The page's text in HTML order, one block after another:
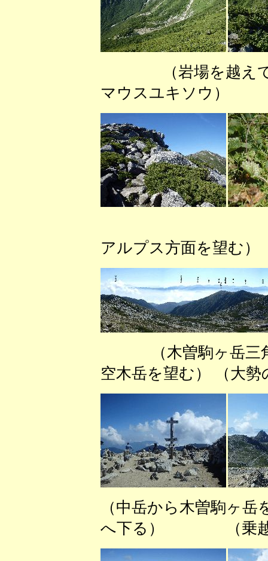
（岩場を越え
マウスユキソウ）
アルプス方面を望む）
（木曽駒ヶ岳三
空木岳を望む） （大
（中岳から木曽駒
へ下る） （乗越浄